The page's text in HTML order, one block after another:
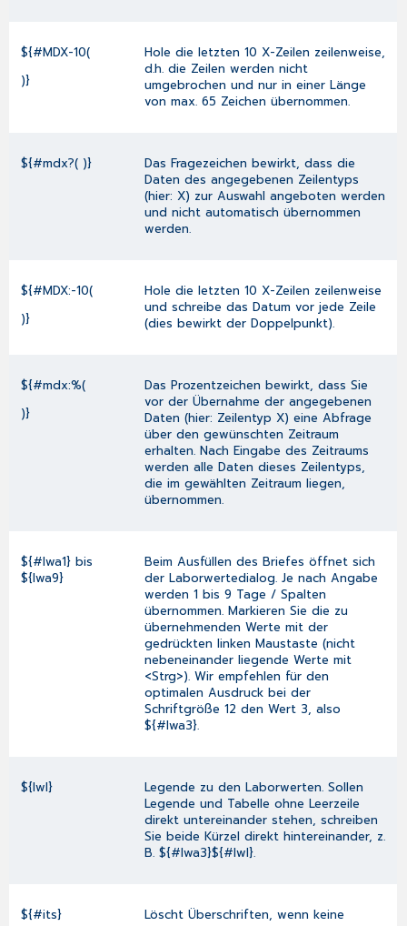
${#MDX-10(
)}
Hole die letzten 10 X-Zeilen zeilenweise,
d.h. die Zeilen werden nicht
umgebrochen und nur in einer Länge
von max. 65 Zeichen übernommen.
${#mdx?( )}
Das Fragezeichen bewirkt, dass die
Daten des angegebenen Zeilentyps
(hier: X) zur Auswahl angeboten werden
und nicht automatisch übernommen
werden.
${#MDX:-10(
)}
Hole die letzten 10 X-Zeilen zeilenweise
und schreibe das Datum vor jede Zeile
(dies bewirkt der Doppelpunkt).
${#mdx:%(
)}
Das Prozentzeichen bewirkt, dass Sie
vor der Übernahme der angegebenen
Daten (hier: Zeilentyp X) eine Abfrage
über den gewünschten Zeitraum
erhalten. Nach Eingabe des Zeitraums
werden alle Daten dieses Zeilentyps,
die im gewählten Zeitraum liegen,
übernommen.
${#lwa1} bis
${lwa9}
Beim Ausfüllen des Briefes öffnet sich
derLaborwertedialog. Je nach Angabe
werden 1 bis 9 Tage / Spalten
übernommen. Markieren Sie die zu
übernehmenden Werte mit der
gedrückten linken Maustaste (nicht
nebeneinander liegende Werte mit
<Strg>). Wir empfehlen für den
optimalen Ausdruck bei der
Schriftgröße 12 den Wert 3, also
${#lwa3}.
${lwl}
Legende zu den Laborwerten. Sollen
Legende und Tabelle ohne Leerzeile
direkt untereinander stehen, schreiben
Sie beide Kürzel direkt hintereinander, z.
B. ${#lwa3}${#lwl}.
${#its}
Löscht Überschriften, wenn keine